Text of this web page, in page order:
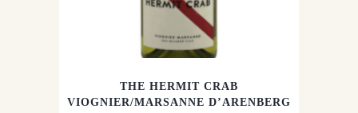
THE HERMIT CRAB
VIOGNIER/MARSANNE D’ARENBERG